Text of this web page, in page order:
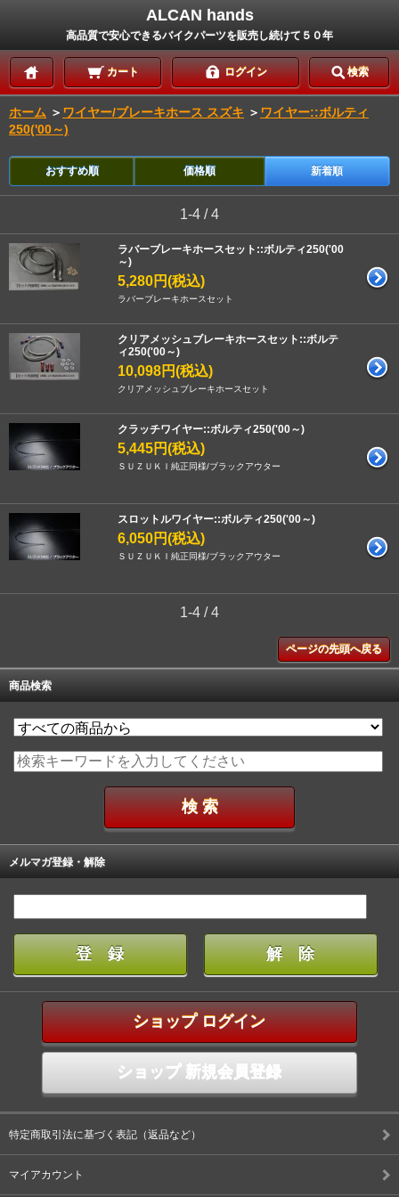
ALCAN hands
高品質で安心できるバイクパーツを販売し続けて５０年
カート ログイン 検索
ホーム ＞ ワイヤー/ブレーキホース スズキ ＞ ワイヤー::ボルティ
250('00～)
おすすめ順 価格順 新着順
1-4 / 4
ラバーブレーキホースセット::ボルティ250('00
～)
5,280円(税込)
ラバーブレーキホースセット
クリアメッシュブレーキホースセット::ボルテ
ィ250('00～)
10,098円(税込)
クリアメッシュブレーキホースセット
クラッチワイヤー::ボルティ250('00～)
5,445円(税込)
ＳＵＺＵＫＩ純正同様/ブラックアウター
スロットルワイヤー::ボルティ250('00～)
6,050円(税込)
ＳＵＺＵＫＩ純正同様/ブラックアウター
1-4 / 4
ページの先頭へ戻る
商品検索
メルマガ登録・解除
ショップ ログイン
ショップ 新規会員登録
特定商取引法に基づく表記（返品など）
マイアカウント